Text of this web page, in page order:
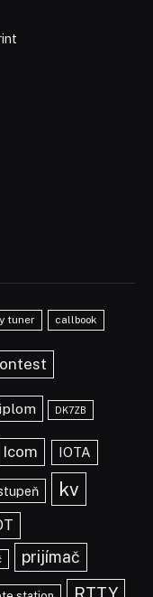
tuner callbook
DK7ZB
Icom IOTA
kv
prijímač